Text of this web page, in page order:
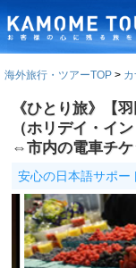
海外旅行・ツアーTOP
《ひとり旅》【
（ホリデイ・イ
⇔市内の電車チケ
安心の日本語サポー